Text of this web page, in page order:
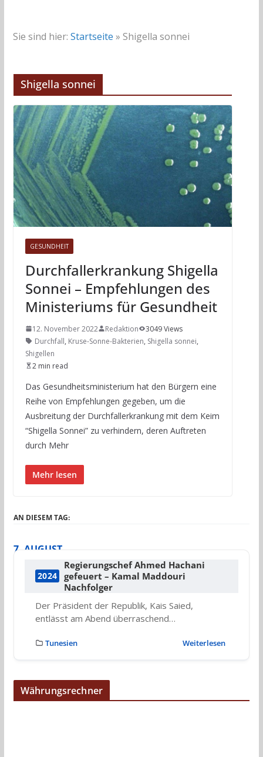
Sie sind hier: Startseite » Shigella sonnei
Shigella sonnei
GESUNDHEIT
Durchfallerkrankung Shigella
Sonnei – Empfehlungen des
Ministeriums für Gesundheit
12. November 2022 Redaktion
3049 Views
Durchfall, Kruse-Sonne-Bakterien, Shigella sonnei,
Shigellen
2 min read
Das Gesundheitsministerium hat den Bürgern eine
Reihe von Empfehlungen gegeben, um die
Ausbreitung der Durchfallerkrankung mit dem Keim
“Shigella Sonnei” zu verhindern, deren Auftreten
durch Mehr
Mehr lesen
AN DIESEM TAG:
7. AUGUST
2024
Regierungschef Ahmed Hachani
gefeuert – Kamal Maddouri
Nachfolger
Der Präsident der Republik, Kais Saied,
entlässt am Abend überraschend…
Tunesien Weiterlesen
Währungsrechner